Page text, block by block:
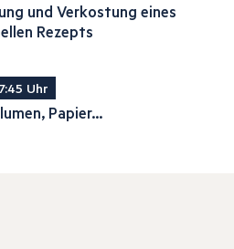
und Verkostung eines
Rezepts
Uhr
Papier...